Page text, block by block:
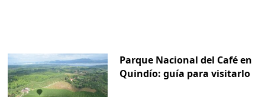
Parque Nacional del Café en
Quindío: guía para visitarlo